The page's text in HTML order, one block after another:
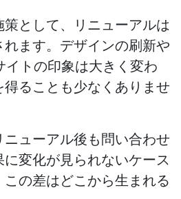
として、リニューアルは
ます。デザインの刷新や
トの印象は大きく変わ
得ることも少なくありませ
ニューアル後も問い合わせ
変化が見られないケース
の差はどこから生まれる